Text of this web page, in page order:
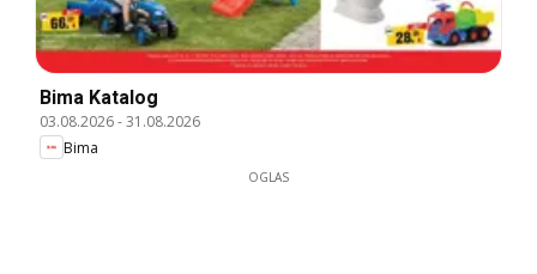
Bima Katalog
03.08.2026-31.08.2026
Bima
OGLAS